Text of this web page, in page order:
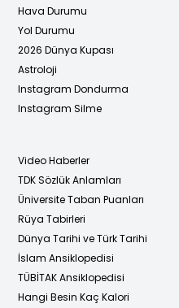
Hava Durumu
Yol Durumu
2026 Dünya Kupası
Astroloji
Instagram Dondurma
Instagram Silme
Video Haberler
TDK Sözlük Anlamları
Üniversite Taban Puanları
Rüya Tabirleri
Dünya Tarihi ve Türk Tarihi
İslam Ansiklopedisi
TÜBİTAK Ansiklopedisi
Hangi Besin Kaç Kalori